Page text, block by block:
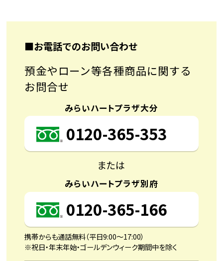
■お電話でのお問い合わせ
預金やローン等各種商品に関する
お問合せ
みらいハートプラザ大分
0120-365-353
または
みらいハートプラザ別府
0120-365-166
携帯からも通話無料（平日9:00〜17:00）
※祝日・年末年始・ゴールデンウィーク期間中を除く